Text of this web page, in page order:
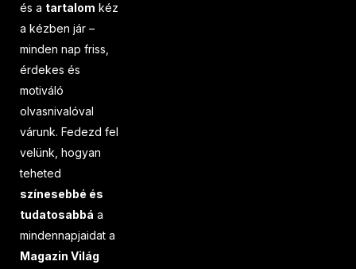
és a tartalom kéz
a kézben jár –
minden nap friss,
érdekes és
motiváló
olvasnivalóval
várunk. Fedezd fel
velünk, hogyan
teheted
színesebbé és
tudatosabbá a
mindennapjaidat a
Magazin Világ